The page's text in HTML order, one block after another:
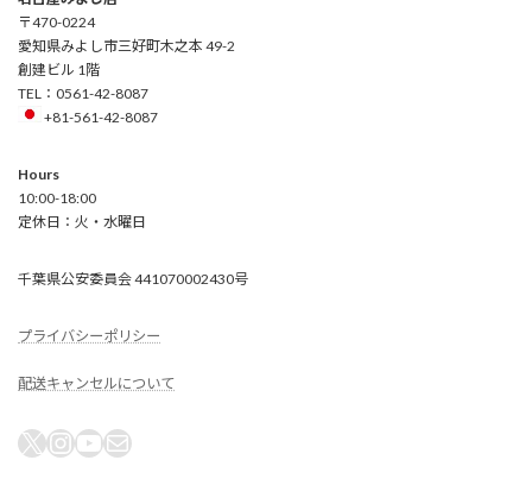
〒470-0224
愛知県みよし市三好町木之本 49-2
創建ビル 1階
TEL：0561-42-8087
+81-561-42-8087
Hours
10:00-18:00
定休日：火・水曜日
千葉県公安委員会 441070002430号
プライバシーポリシー
配送キャンセルについて
X Instagram
YouTube
メール